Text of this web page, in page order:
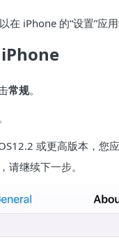
在 iPhone 的“设置”应
iPhone
常规。
12.2 或更高版本，您
请继续下一步。